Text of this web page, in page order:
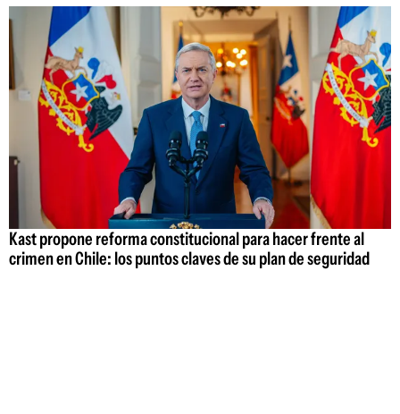
Kast propone reforma constitucional para hacer frente al
crimen en Chile: los puntos claves de su plan de seguridad